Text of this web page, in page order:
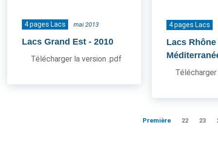
4 pages Lacs mai 2013
Lacs Grand Est - 2010
Télécharger la version .pdf
4 pages Lacs
Lacs Rhône
Première 22 23